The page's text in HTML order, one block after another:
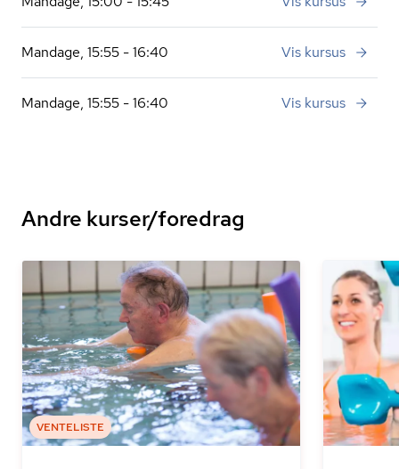
Mandage, 15:55 - 16:40 Vis kursus
Mandage, 15:55 - 16:40 Vis kursus
Andre kurser/foredrag
VENTELISTE